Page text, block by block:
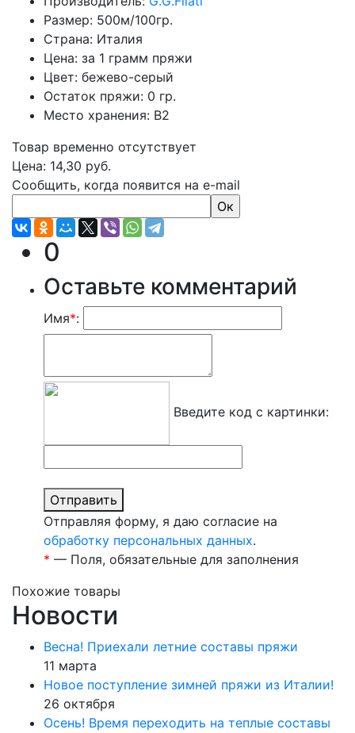
Размер: 500м/100гр.
Страна: Италия
Цена: за 1 грамм пряжи
Цвет: бежево-серый
Остаток пряжи: 0 гр.
Место хранения: В2
Товар временно отсутствует
Цена: 14,30 руб.
Сообщить, когда появится на e-mail
0
Оставьте комментарий
Имя*:
Введите код с картинки:
Отправить
Отправляя форму, я даю согласие на
обработку персональных данных.
* — Поля, обязательные для заполнения
Похожие товары
Новости
Весна! Приехали летние составы пряжи
11 марта
Новое поступление зимней пряжи из Италии!
26 октября
Осень! Время переходить на теплые составы